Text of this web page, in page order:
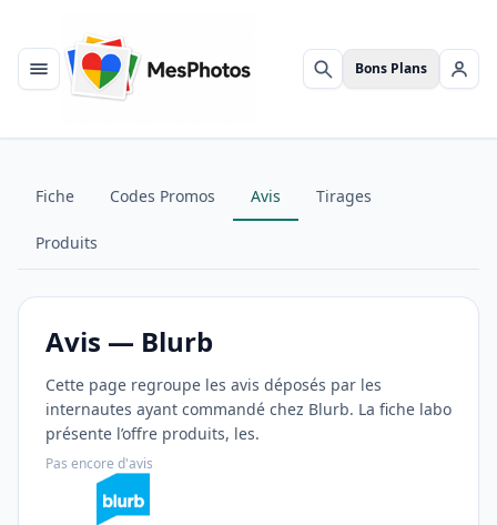
Menu Rechercher
Bons Plans Se
Fiche Codes Promos Avis Tirages
Produits
Avis — Blurb
Cette page regroupe les avis déposés par les
internautes ayant commandé chez Blurb. La fiche labo
présente l’offre produits, les.
Pas encore d'avis